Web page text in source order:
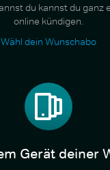
du kannst du ganz
online kündigen.
Wähl dein Wunschabo
Gerät deiner